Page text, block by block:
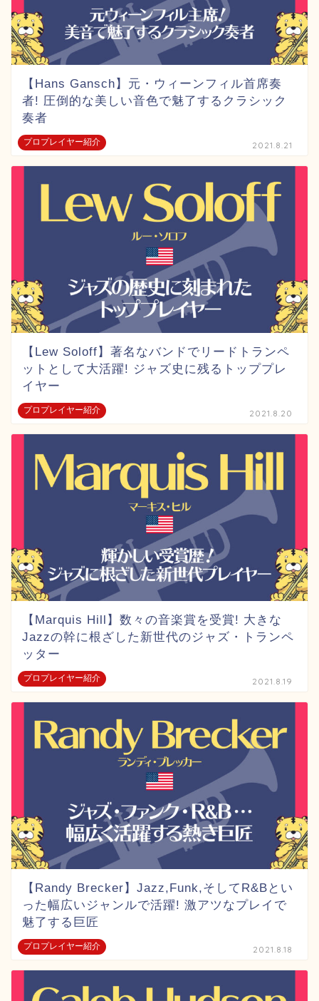
プロプレイヤー紹介
【Hans Gansch】元・ウィーンフィル首席奏
者! 圧倒的な美しい音色で魅了するクラシック
奏者
2021.8.21
プロプレイヤー紹介
【Lew Soloff】著名なバンドでリードトランペ
ットとして大活躍! ジャズ史に残るトッププレ
イヤー
2021.8.20
プロプレイヤー紹介
【Marquis Hill】数々の音楽賞を受賞! 大きな
Jazzの幹に根ざした新世代のジャズ・トランペ
ッター
2021.8.19
プロプレイヤー紹介
【Randy Brecker】Jazz,Funk,そしてR&Bとい
った幅広いジャンルで活躍! 激アツなプレイで
魅了する巨匠
2021.8.18